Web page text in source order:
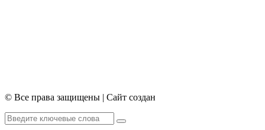
© Все права защищены | Сайт создан